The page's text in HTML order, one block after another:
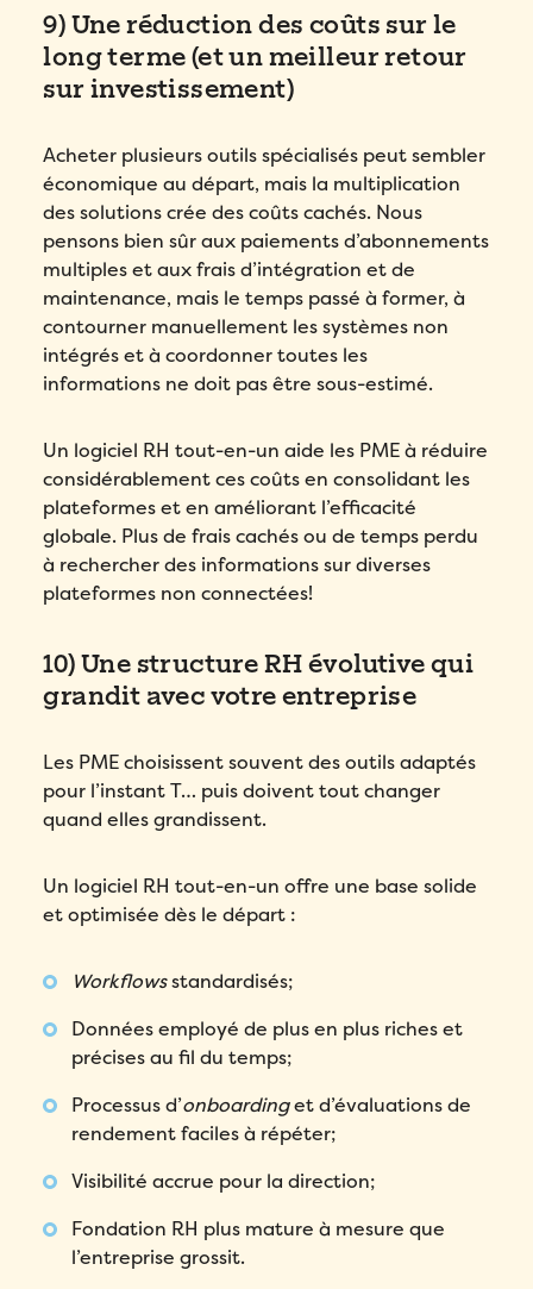
9) Une réduction des coûts sur le
long terme (et un meilleur retour
sur investissement)
Acheter plusieurs outils spécialisés peut sembler
économique au départ, mais la multiplication
des solutions crée des coûts cachés. Nous
pensons bien sûr aux paiements d’abonnements
multiples et aux frais d’intégration et de
maintenance, mais le temps passé à former, à
contourner manuellement les systèmes non
intégrés et à coordonner toutes les
informations ne doit pas être sous-estimé.
Un logiciel RH tout-en-un aide les PME à réduire
considérablement ces coûts en consolidant les
plateformes et en améliorant l’efficacité
globale. Plus de frais cachés ou de temps perdu
à rechercher des informations sur diverses
plateformes non connectées!
10) Une structure RH évolutive qui
grandit avec votre entreprise
Les PME choisissent souvent des outils adaptés
pour l’instant T… puis doivent tout changer
quand elles grandissent.
Un logiciel RH tout-en-un offre une base solide
et optimisée dès le départ :
Workflowsstandardisés;
Données employé de plus en plus riches et
précises au fil du temps;
Processus d’onboardinget d’évaluations de
rendement faciles à répéter;
Visibilité accrue pour la direction;
Fondation RH plus mature à mesure que
l’entreprise grossit.